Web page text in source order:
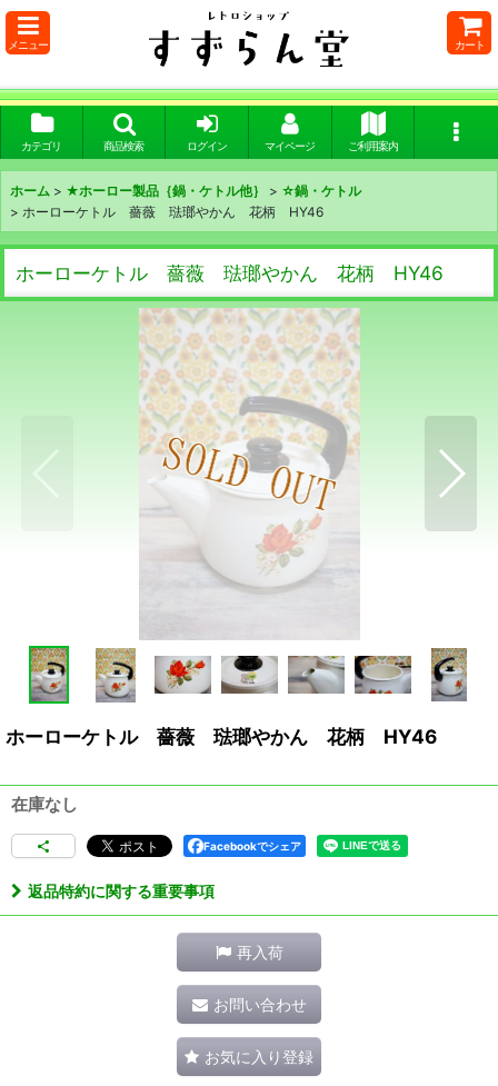
メニュー カート
カテゴリ 商品検索 ログイン マイページ ご利用案内
ホーム > ★ホーロー製品｛鍋・ケトル他｝ > ☆鍋・ケトル
> ホーローケトル 薔薇 琺瑯やかん 花柄 HY46
ホーローケトル 薔薇 琺瑯やかん 花柄 HY46
ホーローケトル 薔薇 琺瑯やかん 花柄 HY46
在庫なし
Facebookでシェア
返品特約に関する重要事項
再入荷
お問い合わせ
お気に入り登録